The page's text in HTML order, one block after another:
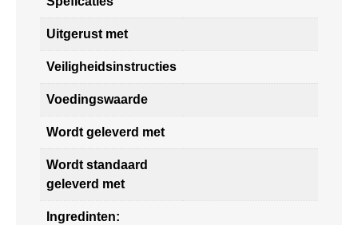
Uitgerust met
Veiligheidsinstructies
Voedingswaarde
Wordt geleverd met
Wordt standaard
geleverd met
Ingredinten: